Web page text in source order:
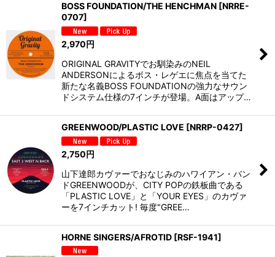
BOSS FOUNDATION/THE HENCHMAN [NRRE-
0707]
2,970円
ORIGINAL GRAVITYでお馴染みのNEIL
ANDERSONによるボス・レゲエに焦点を当てた
新たな名義BOSS FOUNDATIONの強力なサウン
ドシステム仕様の7インチが登場。A面はアップ…
GREENWOOD/PLASTIC LOVE [NRRP-0427]
2,750円
山下達郎カヴァーでおなじみのハワイアン・バン
ドGREENWOODが、CITY POPの鉄板曲である
「PLASTIC LOVE」と「YOUR EYES」のカヴァ
ーを7インチカット! 毎度"GREE…
HORNE SINGERS/AFROTID [RSF-1941]